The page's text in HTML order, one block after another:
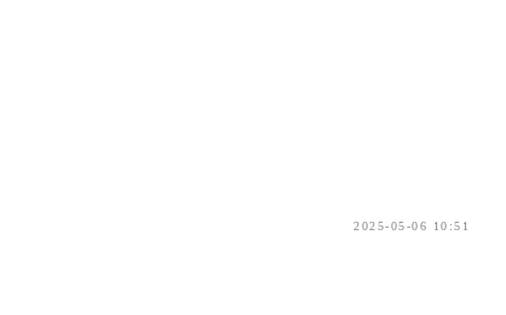
2025-05-06 10:51